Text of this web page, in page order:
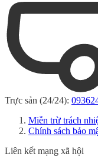
Trực sản (24/24):
Miễn trừ trách
Chính sách bảo
Liên kết mạng xã hội